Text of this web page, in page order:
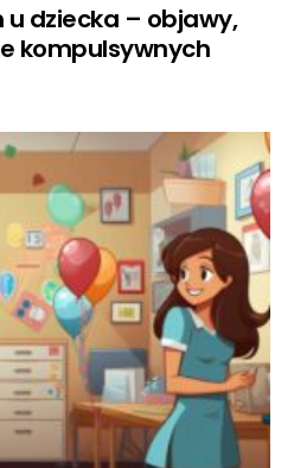
dziecka – objawy,
kompulsywnych